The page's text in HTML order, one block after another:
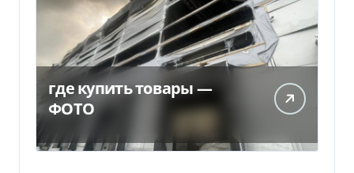
где купить товары —
ФОТО